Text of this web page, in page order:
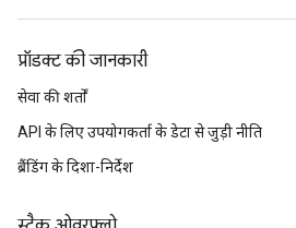
प्रॉडक्ट की जानकारी
सेवा की शर्तों
API के लिए उपयोगकर्ता के डेटा से जुड़ी नीति
ब्रैंडिंग के दिशा-निर्देश